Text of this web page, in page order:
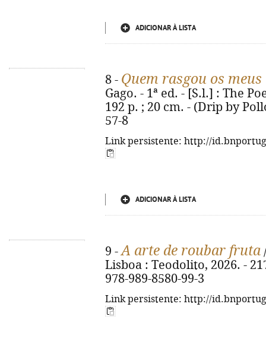
ADICIONAR À LISTA
8 - Quem rasgou os
Gago. - 1ª ed. - [S.l.] : The
192 p. ; 20 cm. - (Drip by
57-8
Link persistente: http://
ADICIONAR À LISTA
9 -A arte de roubar fruta
Lisboa : Teodolito, 2026. -
978-989-8580-99-3
Link persistente: http://